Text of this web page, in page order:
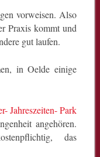
vorweisen. Also
Praxis kommt und
gut laufen.
in Oelde einige
Jahreszeiten- Park
angehören.
das